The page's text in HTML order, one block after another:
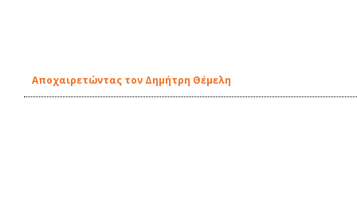
Αποχαιρετώντας τον Δημήτρη Θέμελη